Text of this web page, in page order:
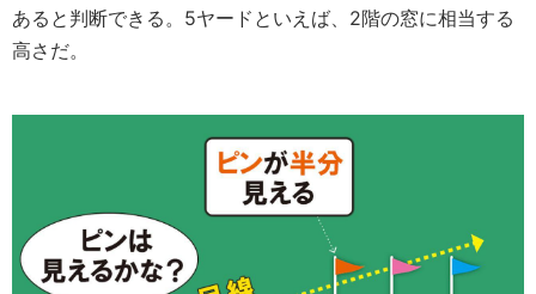
あると判断できる。5ヤードといえば、2階の窓に相当する
高さだ。